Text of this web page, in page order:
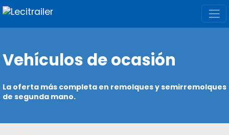
Vehículos de ocasión
La oferta más completa en remolques y semirremolques
de segunda mano.